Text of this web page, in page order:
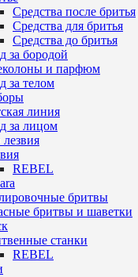
Средства после бритья
Средства для бритья
Средства до бритья
за бородой
и парфюм
за телом
линия
за лицом
REBEL
бритвы
бритвы и шаветки
станки
REBEL